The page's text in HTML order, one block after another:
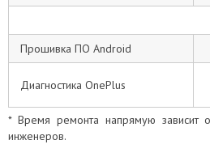
Прошивка ПО Android
Диагностика OnePlus
* Время ремонта напрямую зависит
инженеров.